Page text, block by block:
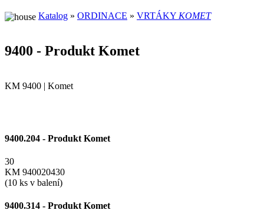
Katalog » ORDINACE » VRTÁKY KOMET
9400 - Produkt Komet
KM 9400 | Komet
9400.204 - Produkt Komet
30
KM 940020430
(10 ks v balení)
9400.314 - Produkt Komet